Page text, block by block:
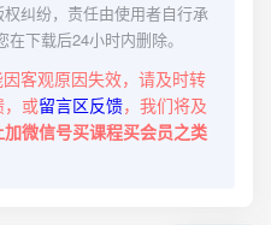
纠纷，责任由使用者自行承
下载后24小时内删除。
客观原因失效，请及时转
，或留言区反馈，我们将及
微信号买课程买会员之类